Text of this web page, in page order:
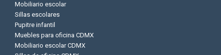
Mobiliario escolar
Sillas escolares
Pupitre infantil
Muebles para oficina CDMX
Mobiliario escolar CDMX